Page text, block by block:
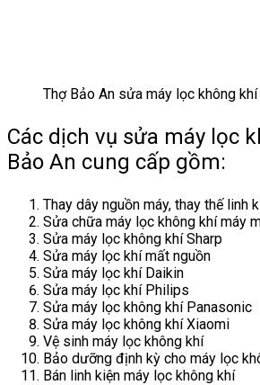
Thợ Bảo An sửa máy lọc không
Các dịch vụ sửa máy lọc
Bảo An cung cấp gồm:
Thay dây nguồn máy, thay thế linh
Sửa chữa máy lọc không khí máy
Sửa máy lọc không khí Sharp
Sửa máy lọc khí mất nguồn
Sửa máy lọc khí Daikin
Sửa máy lọc khí Philips
Sửa máy lọc không khí Panasonic
Sửa máy lọc không khí Xiaomi
Vệ sinh máy lọc không khí
Bảo dưỡng định kỳ cho máy lọc
Bán linh kiện máy lọc không khí